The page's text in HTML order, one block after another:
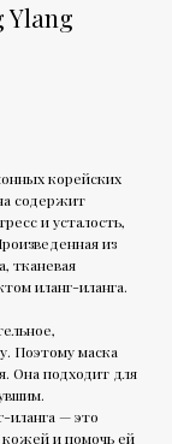
Ylang
корейских
содержит
и усталость,
из
тканевая
иланг-иланга.
Поэтому маска
Она подходит для
иланга — это
кожей и помочь ей